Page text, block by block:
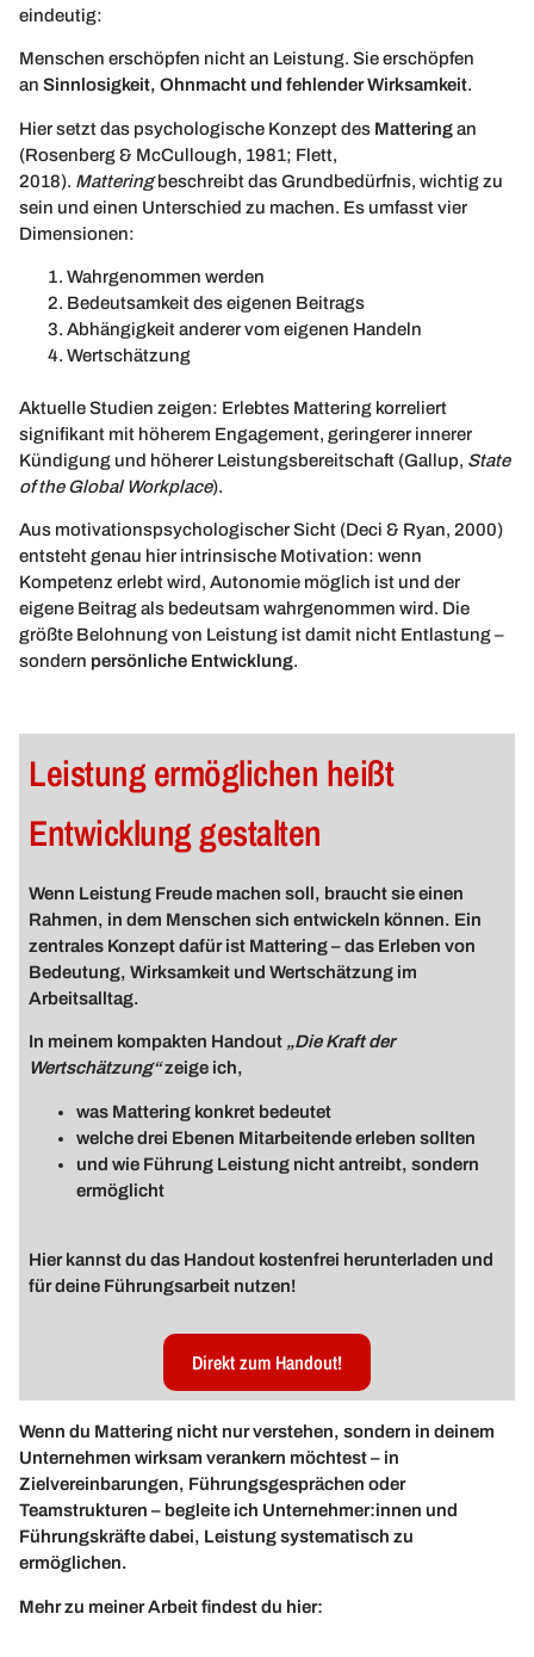
eindeutig:
Menschen erschöpfen nicht an Leistung. Sie erschöpfen
an Sinnlosigkeit, Ohnmacht und fehlender Wirksamkeit.
Hier setzt das psychologische Konzept des Matteringan
(Rosenberg & McCullough, 1981; Flett,
2018). Matteringbeschreibt das Grundbedürfnis, wichtig zu
sein und einen Unterschied zu machen. Es umfasst vier
Dimensionen:
Wahrgenommen werden
Bedeutsamkeit des eigenen Beitrags
Abhängigkeit anderer vom eigenen Handeln
Wertschätzung
Aktuelle Studien zeigen: Erlebtes Mattering korreliert
signifikant mit höherem Engagement, geringerer innerer
Kündigung und höherer Leistungsbereitschaft (Gallup, State
of the Global Workplace).
Aus motivationspsychologischer Sicht (Deci & Ryan, 2000)
entsteht genau hier intrinsische Motivation: wenn
Kompetenz erlebt wird, Autonomie möglich ist und der
eigene Beitrag als bedeutsam wahrgenommen wird. Die
größte Belohnung von Leistung ist damit nicht Entlastung –
sondern persönliche Entwicklung.
Leistung ermöglichen heißt
Entwicklung gestalten
Wenn Leistung Freude machen soll, braucht sie einen
Rahmen, in dem Menschen sich entwickeln können. Ein
zentrales Konzept dafür ist Mattering – das Erleben von
Bedeutung, Wirksamkeit und Wertschätzung im
Arbeitsalltag.
In meinem kompakten Handout „Die Kraft der
Wertschätzung“zeige ich,
was Mattering konkret bedeutet
welche drei Ebenen Mitarbeitende erleben sollten
und wie Führung Leistung nicht antreibt, sondern
ermöglicht
Hier kannst du das Handout kostenfrei herunterladen und
für deine Führungsarbeit nutzen!
Direkt zum Handout!
Wenn du Mattering nicht nur verstehen, sondern in deinem
Unternehmen wirksam verankern möchtest – in
Zielvereinbarungen, Führungsgesprächen oder
Teamstrukturen – begleite ich Unternehmer:innen und
Führungskräfte dabei, Leistung systematisch zu
ermöglichen.
Mehr zu meiner Arbeit findest du hier: